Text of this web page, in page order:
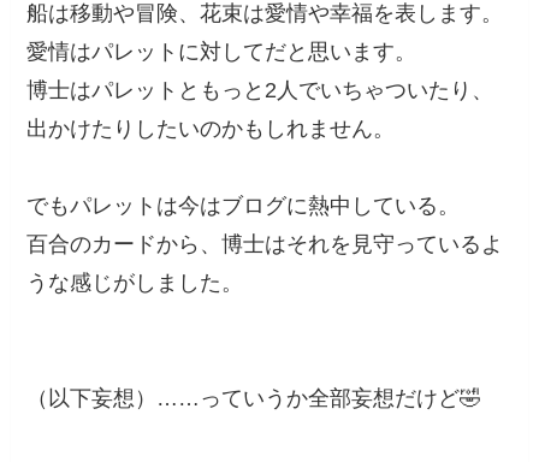
船は移動や冒険、花束は愛情や幸福を表します。
愛情はパレットに対してだと思います。
博士はパレットともっと2人でいちゃついたり、
出かけたりしたいのかもしれません。
でもパレットは今はブログに熱中している。
百合のカードから、博士はそれを見守っているよ
うな感じがしました。
（以下妄想）……っていうか全部妄想だけど🤣